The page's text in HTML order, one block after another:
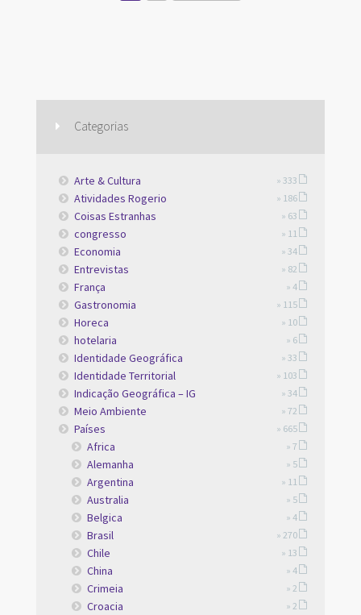
Categorias
Arte & Cultura » 333
Atividades Rogerio » 186
Coisas Estranhas » 63
congresso » 11
Economia » 34
Entrevistas » 82
França » 4
Gastronomia » 115
Horeca » 10
hotelaria » 6
Identidade Geográfica » 33
Identidade Territorial » 103
Indicação Geográfica – IG » 34
Meio Ambiente » 72
Países » 665
Africa » 7
Alemanha » 5
Argentina » 11
Australia » 5
Belgica » 4
Brasil » 270
Chile » 13
China » 4
Crimeia » 2
Croacia » 2